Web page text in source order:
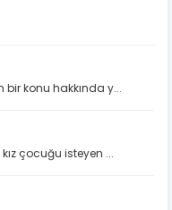
konu hakkında y...
çocuğu isteyen ...